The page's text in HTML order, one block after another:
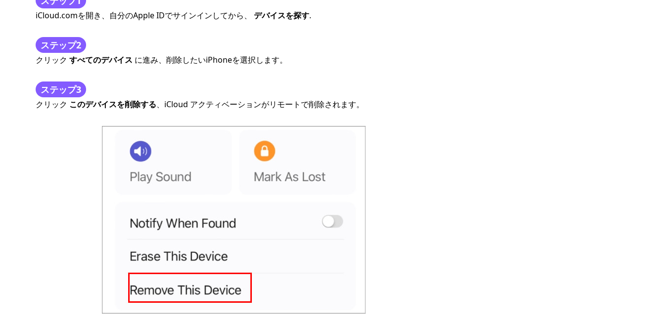
iCloud.comを開き、自分のApple IDでサインインしてから、 デバイスを探す.
ステップ2
クリック すべてのデバイス に進み、削除したいiPhoneを選択します。
ステップ3
クリック このデバイスを削除する、iCloud アクティベーションがリモートで削除されます。